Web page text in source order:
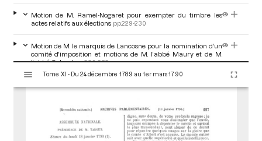
Motion de M. Ramel-Nogaret pour exempter du timbre les
actes relatifs aux élections pp.229-230
Motion de M. le marquis de Lancosne pour la nomination d'un
comité d'imposition et motions de M. l'abbé Maury et de M.
l'abbé Colaud pp.230-232
s
Tome XI - Du 24 décembre 1789 au 1er mars 1790